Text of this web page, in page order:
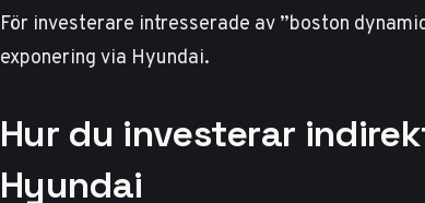
För investerare intresserade av ”boston
exponering via Hyundai.
Hur du investerar
Hyundai